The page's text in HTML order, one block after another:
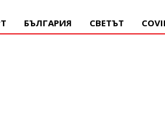
БЪЛГАРИЯ СВЕТЪТ